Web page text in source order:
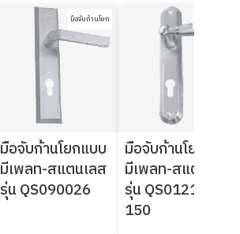
มือจับก้านโยก
มือจับก้านโยกแบบ
มีเพลท-สแตนเลส
รุ่น QS090026
มือจับก้านโยกแบบ
มีเพลท-สแตนเลส
รุ่น QS012129-
150